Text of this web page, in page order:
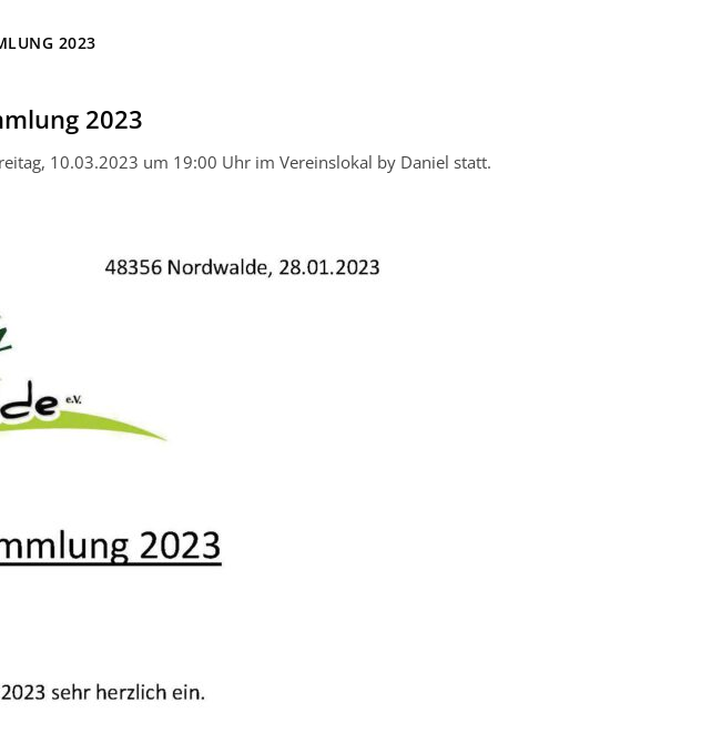
2023
2023
10.03.2023 um 19:00 Uhr im Vereinslokal by Daniel statt.